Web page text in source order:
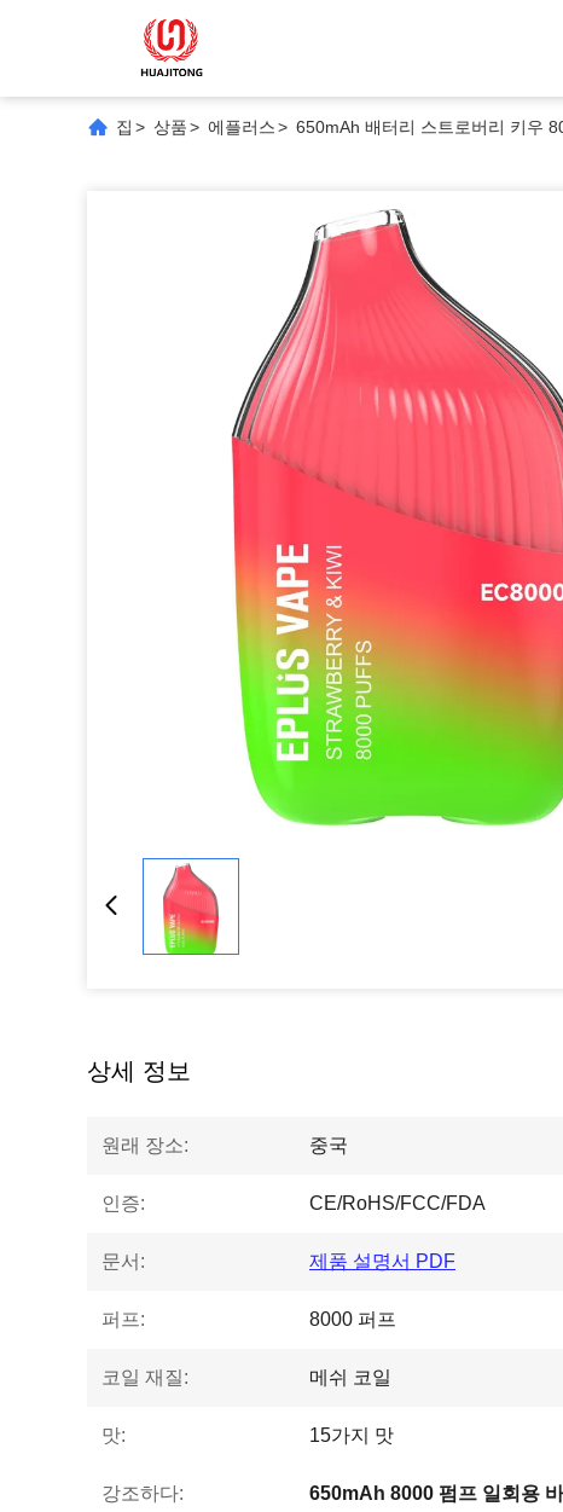
집 > 상품> 에플러스> 650mAh 배터리 스트로버리 키우
상세 정보
원래 장소: 중국
인증: CE/RoHS/FCC/FDA
문서: 제품 설명서 PDF
퍼프: 8000 퍼프
코일 재질: 메쉬 코일
맛: 15가지 맛
강조하다: 650mAh 8000 펌프 일회용